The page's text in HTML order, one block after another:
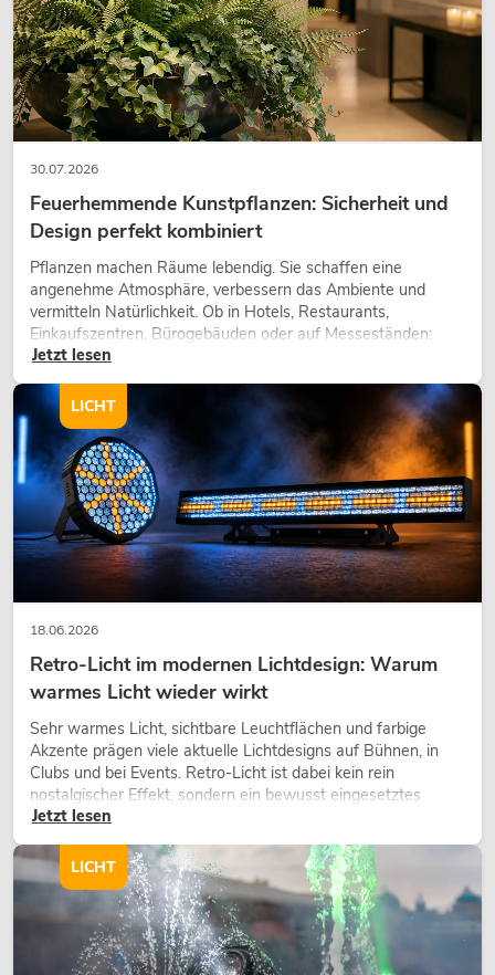
OMNITRONIC XDA-2402 Class-D-
Verstärker
No. 10451636
Bestand reicht ca. 12 Wo.
549,00€
No. 20000456Artikel nicht mehr verfügbar
30.07.2026
Feuerhemmende Kunstpflanzen: Sicherheit und
Design perfekt kombiniert
Pflanzen machen Räume lebendig. Sie schaffen eine
angenehme Atmosphäre, verbessern das Ambiente und
vermitteln Natürlichkeit. Ob in Hotels, Restaurants,
Einkaufszentren, Bürogebäuden oder auf Messeständen:
eine hochwertige Begrünung gehört heute längst zum
Jetzt lesen
18.06.2026
Retro-Licht im modernen Lichtdesign: Warum
warmes Licht wieder wirkt
Sehr warmes Licht, sichtbare Leuchtflächen und farbige
Akzente prägen viele aktuelle Lichtdesigns auf Bühnen, in
Clubs und bei Events. Retro-Licht ist dabei kein rein
nostalgischer Effekt, sondern ein bewusst eingesetztes
Gestaltungsmittel: Es schafft Atmosphäre, gibt Szenen
wirken lassen.
Jetzt lesen
LICHT
LICHT